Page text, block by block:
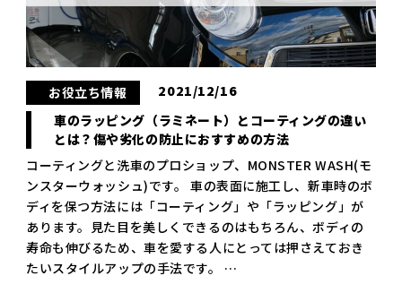
お役立ち情報
2021/12/16
車のラッピング（ラミネート）とコーティングの違い
とは？傷や劣化の防止におすすめの方法
コーティングと洗車のプロショップ、MONSTER WASH(モ
ンスターウォッシュ)です。 車の表面に施工し、新車時のボ
ディを保つ方法には「コーティング」や「ラッピング」が
あります。見た目を美しくできるのはもちろん、ボディの
寿命も伸びるため、車を愛する人にとっては押さえておき
たいスタイルアップの手法です。 …